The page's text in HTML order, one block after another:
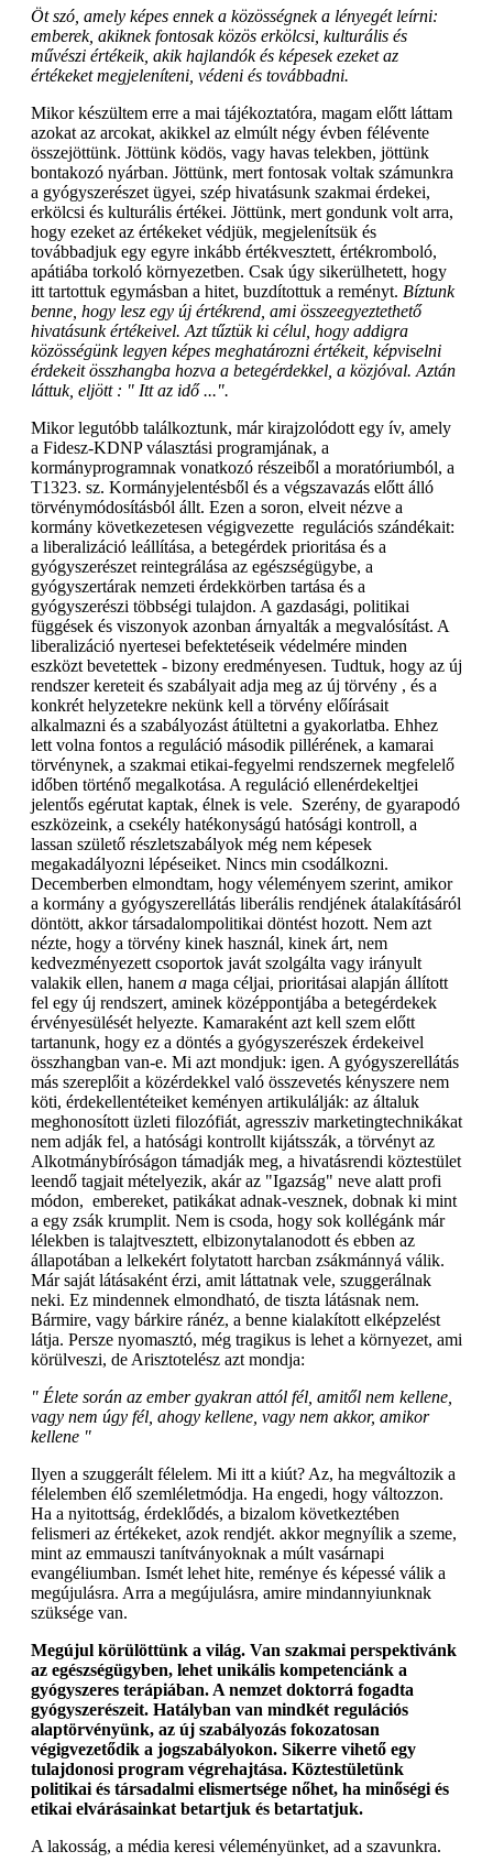
Öt szó, amely képes ennek a közösségnek a lényegét leírni:
emberek, akiknek fontosak közös erkölcsi, kulturális és
művészi értékeik, akik hajlandók és képesek ezeket az
értékeket megjeleníteni, védeni és továbbadni.
Mikor készültem erre a mai tájékoztatóra, magam előtt láttam
azokat az arcokat, akikkel az elmúlt négy évben félévente
összejöttünk. Jöttünk ködös, vagy havas telekben, jöttünk
bontakozó nyárban. Jöttünk, mert fontosak voltak számunkra
a gyógyszerészet ügyei, szép hivatásunk szakmai érdekei,
erkölcsi és kulturális értékei. Jöttünk, mert gondunk volt arra,
hogy ezeket az értékeket védjük, megjelenítsük és
továbbadjuk egy egyre inkább értékvesztett, értékromboló,
apátiába torkoló környezetben. Csak úgy sikerülhetett, hogy
itt tartottuk egymásban a hitet, buzdítottuk a reményt. Bíztunk
benne, hogy lesz egy új értékrend, ami összeegyeztethető
hivatásunk értékeivel. Azt tűztük ki célul, hogy addigra
közösségünk legyen képes meghatározni értékeit, képviselni
érdekeit összhangba hozva a betegérdekkel, a közjóval. Aztán
láttuk, eljött : " Itt az idő ...".
Mikor legutóbb találkoztunk, már kirajzolódott egy ív, amely
a Fidesz-KDNP választási programjának, a
kormányprogramnak vonatkozó részeiből a moratóriumból, a
T1323. sz. Kormányjelentésből és a végszavazás előtt álló
törvénymódosításból állt. Ezen a soron, elveit nézve a
kormány következetesen végigvezette regulációs szándékait:
a liberalizáció leállítása, a betegérdek prioritása és a
gyógyszerészet reintegrálása az egészségügybe, a
gyógyszertárak nemzeti érdekkörben tartása és a
gyógyszerészi többségi tulajdon. A gazdasági, politikai
függések és viszonyok azonban árnyalták a megvalósítást. A
liberalizáció nyertesei befektetéseik védelmére minden
eszközt bevetettek - bizony eredményesen. Tudtuk, hogy az új
rendszer kereteit és szabályait adja meg az új törvény , és a
konkrét helyzetekre nekünk kell a törvény előírásait
alkalmazni és a szabályozást átültetni a gyakorlatba. Ehhez
lett volna fontos a reguláció második pillérének, a kamarai
törvénynek, a szakmai etikai-fegyelmi rendszernek megfelelő
időben történő megalkotása. A reguláció ellenérdekeltjei
jelentős egérutat kaptak, élnek is vele. Szerény, de gyarapodó
eszközeink, a csekély hatékonyságú hatósági kontroll, a
lassan születő részletszabályok még nem képesek
megakadályozni lépéseiket. Nincs min csodálkozni.
Decemberben elmondtam, hogy véleményem szerint, amikor
a kormány a gyógyszerellátás liberális rendjének átalakításáról
döntött, akkor társadalompolitikai döntést hozott. Nem azt
nézte, hogy a törvény kinek használ, kinek árt, nem
kedvezményezett csoportok javát szolgálta vagy irányult
valakik ellen, hanem a maga céljai, prioritásai alapján állított
fel egy új rendszert, aminek középpontjába a betegérdekek
érvényesülését helyezte. Kamaraként azt kell szem előtt
tartanunk, hogy ez a döntés a gyógyszerészek érdekeivel
összhangban van-e. Mi azt mondjuk: igen. A gyógyszerellátás
más szereplőit a közérdekkel való összevetés kényszere nem
köti, érdekellentéteiket keményen artikulálják: az általuk
meghonosított üzleti filozófiát, agressziv marketingtechnikákat
nem adják fel, a hatósági kontrollt kijátsszák, a törvényt az
Alkotmánybíróságon támadják meg, a hivatásrendi köztestület
leendő tagjait mételyezik, akár az "Igazság" neve alatt profi
módon, embereket, patikákat adnak-vesznek, dobnak ki mint
a egy zsák krumplit. Nem is csoda, hogy sok kollégánk már
lélekben is talajtvesztett, elbizonytalanodott és ebben az
állapotában a lelkekért folytatott harcban zsákmánnyá válik.
Már saját látásaként érzi, amit láttatnak vele, szuggerálnak
neki. Ez mindennek elmondható, de tiszta látásnak nem.
Bármire, vagy bárkire ránéz, a benne kialakított elképzelést
látja. Persze nyomasztó, még tragikus is lehet a környezet, ami
körülveszi, de Arisztotelész azt mondja:
" Élete során az ember gyakran attól fél, amitől nem kellene,
vagy nem úgy fél, ahogy kellene, vagy nem akkor, amikor
kellene "
Ilyen a szuggerált félelem. Mi itt a kiút? Az, ha megváltozik a
félelemben élő szemléletmódja. Ha engedi, hogy változzon.
Ha a nyitottság, érdeklődés, a bizalom következtében
felismeri az értékeket, azok rendjét. akkor megnyílik a szeme,
mint az emmauszi tanítványoknak a múlt vasárnapi
evangéliumban. Ismét lehet hite, reménye és képessé válik a
megújulásra. Arra a megújulásra, amire mindannyiunknak
szüksége van.
Megújul körülöttünk a világ. Van szakmai perspektivánk
az egészségügyben, lehet unikális kompetenciánk a
gyógyszeres terápiában. A nemzet doktorrá fogadta
gyógyszerészeit. Hatályban van mindkét regulációs
alaptörvényünk, az új szabályozás fokozatosan
végigvezetődik a jogszabályokon. Sikerre vihető egy
tulajdonosi program végrehajtása. Köztestületünk
politikai és társadalmi elismertsége nőhet, ha minőségi és
etikai elvárásainkat betartjuk és betartatjuk.
A lakosság, a média keresi véleményünket, ad a szavunkra.